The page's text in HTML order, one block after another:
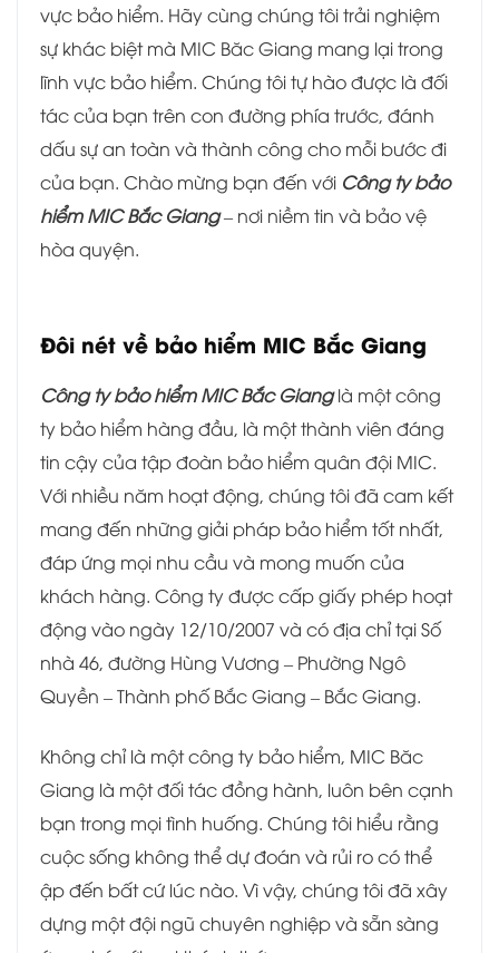
vực bảo hiểm. Hãy cùng chúng tôi trải nghiệm
sự khác biệt mà MIC Băc Giang mang lại trong
lĩnh vực bảo hiểm. Chúng tôi tự hào được là đối
tác của bạn trên con đường phía trước, đánh
dấu sự an toàn và thành công cho mỗi bước đi
của bạn. Chào mừng bạn đến với Công ty bảo
hiểm MIC Bắc Giang– nơi niềm tin và bảo vệ
hòa quyện.
Đôi nét về bảo hiểm MIC Bắc Giang
Công ty bảo hiểm MIC Bắc Gianglà một công
ty bảo hiểm hàng đầu, là một thành viên đáng
tin cậy của tập đoàn bảo hiểm quân đội MIC.
Với nhiều năm hoạt động, chúng tôi đã cam kết
mang đến những giải pháp bảo hiểm tốt nhất,
đáp ứng mọi nhu cầu và mong muốn của
khách hàng. Công ty được cấp giấy phép hoạt
động vào ngày 12/10/2007 và có địa chỉ tại Số
nhà 46, đường Hùng Vương – Phường Ngô
Quyền – Thành phố Bắc Giang – Bắc Giang.
Không chỉ là một công ty bảo hiểm, MIC Băc
Giang là một đối tác đồng hành, luôn bên cạnh
bạn trong mọi tình huống. Chúng tôi hiểu rằng
cuộc sống không thể dự đoán và rủi ro có thể
ập đến bất cứ lúc nào. Vì vậy, chúng tôi đã xây
dựng một đội ngũ chuyên nghiệp và sẵn sàng